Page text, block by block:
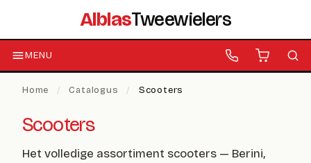
AlblasTweewielers
MENU
Home / Catalogus / Scooters
Scooters
Het volledige assortiment scooters — Berini,